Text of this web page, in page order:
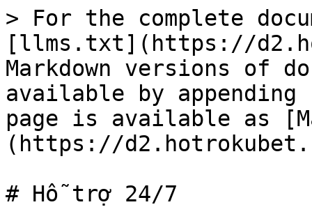
> For the complete
[llms.txt](https://
Markdown versions of
available by
page is available as
(https://
# Hỗ trợ 24/7